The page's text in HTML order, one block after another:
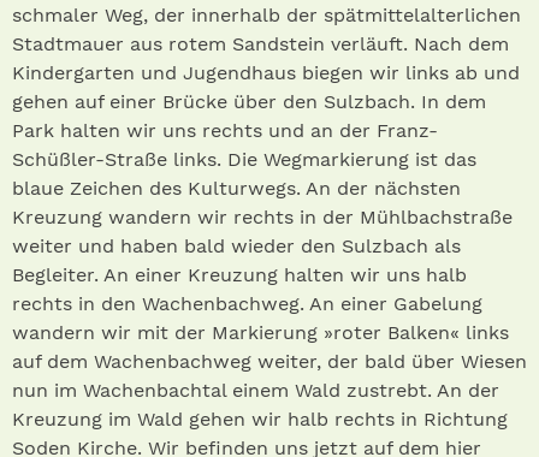
schmaler Weg, der innerhalb der spätmittelalterlichen
Stadtmauer aus rotem Sandstein verläuft. Nach dem
Kindergarten und Jugendhaus biegen wir links ab und
gehen auf einer Brücke über den Sulzbach. In dem
Park halten wir uns rechts und an der Franz-
Schüßler-Straße links. Die Wegmarkierung ist das
blaue Zeichen des Kulturwegs. An der nächsten
Kreuzung wandern wir rechts in der Mühlbachstraße
weiter und haben bald wieder den Sulzbach als
Begleiter. An einer Kreuzung halten wir uns halb
rechts in den Wachenbachweg. An einer Gabelung
wandern wir mit der Markierung »roter Balken« links
auf dem Wachenbachweg weiter, der bald über Wiesen
nun im Wachenbachtal einem Wald zustrebt. An der
Kreuzung im Wald gehen wir halb rechts in Richtung
Soden Kirche. Wir befinden uns jetzt auf dem hier